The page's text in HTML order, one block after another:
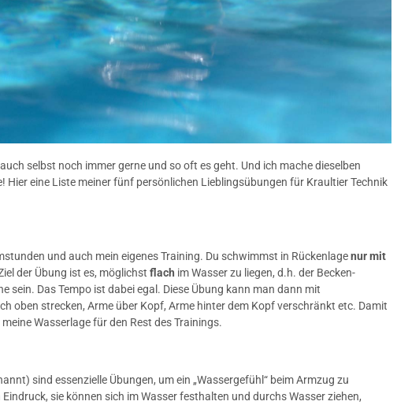
selbst noch immer gerne und so oft es geht. Und ich mache dieselben
Hier eine Liste meiner fünf persönlichen Lieblingsübungen für Kraultier Technik
und auch mein eigenes Training. Du schwimmst in Rückenlagenur mit
der Übung ist es, möglichstflach im Wasser zu liegen, d.h. der Becken-
sein. Das Tempo ist dabei egal. Diese Übung kann man dann mit
oben strecken, Arme über Kopf, Arme hinter dem Kopf verschränkt etc. Damit
Wasserlage für den Rest des Trainings.
sind essenzielle Übungen, um ein „Wassergefühl“ beim Armzug zu
sie können sich im Wasser festhalten und durchs Wasser ziehen,